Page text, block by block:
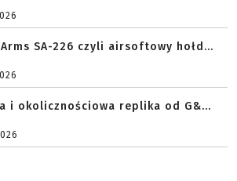
SA-226 czyli airsoftowy hołd...
i okolicznościowa replika od G&...